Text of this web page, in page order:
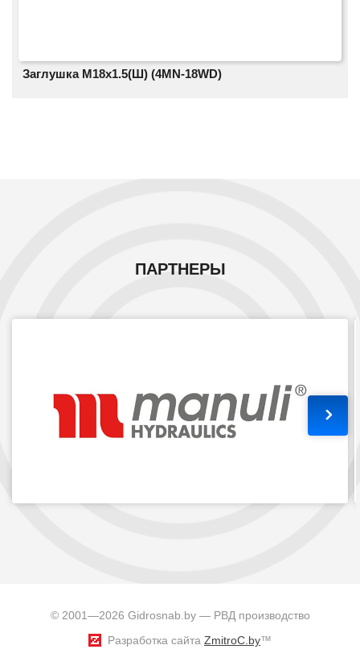
Заглушка M18x1.5(Ш) (4MN-18WD)
ПАРТНЕРЫ
© 2001—2026 Gidrosnab.by — РВД производство
Разработка сайта ZmitroC.by™